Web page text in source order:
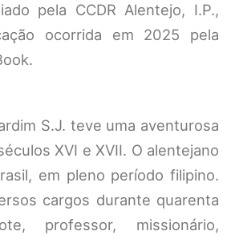
pela CCDR Alentejo, I.P.,
ocorrida em 2025 pela
S.J. teve uma aventurosa
XVI e XVII. O alentejano
em pleno período filipino.
cargos durante quarenta
professor, missionário,